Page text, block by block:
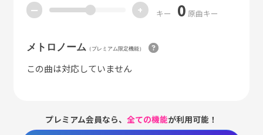
ー + キー 0 原曲キー
メトロノーム （プレミアム限定機能）
この曲は対応していません
プレミアム会員なら、全ての機能が利用可能！